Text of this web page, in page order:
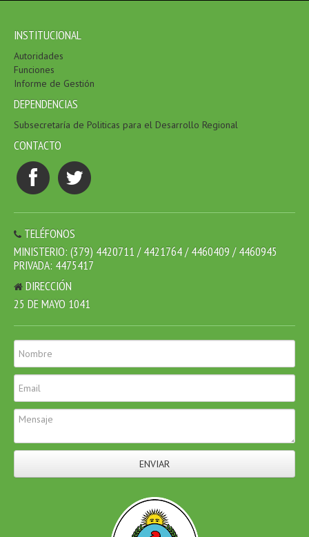
INSTITUCIONAL
Autoridades
Funciones
Informe de Gestión
DEPENDENCIAS
Subsecretaría de Politicas para el Desarrollo Regional
CONTACTO
TELÉFONOS
MINISTERIO: (379) 4420711 / 4421764 / 4460409 / 4460945
PRIVADA: 4475417
DIRECCIÓN
25 DE MAYO 1041
ENVIAR